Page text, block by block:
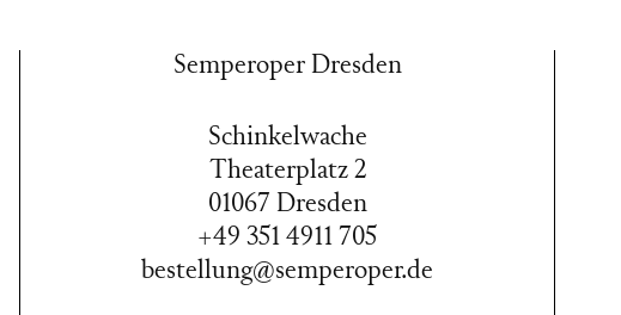
Semperoper Dresden
Schinkelwache
Theaterplatz 2
01067 Dresden
+49 351 4911 705
bestellung@semperoper.de